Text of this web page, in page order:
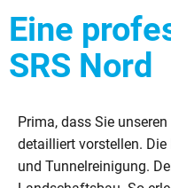
Eine
SRS Nord
Prima, dass Sie
detailliert vorstellen.
und Tunnelreinigung.